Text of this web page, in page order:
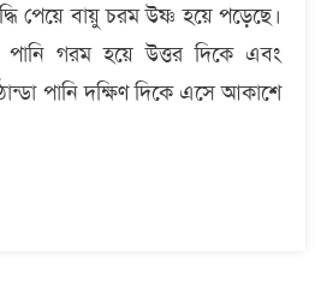
পেয়ে বায়ু চরম উষ্ণ হয়ে পড়েছে।
পানি গরম হয়ে উত্তর দিকে এবং
পানি দক্ষিণ দিকে এসে আকাশে